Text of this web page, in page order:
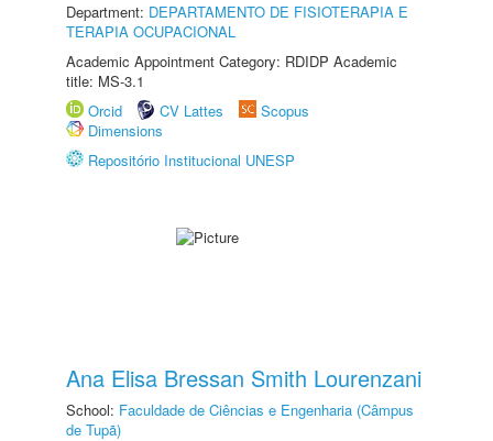
Department: DEPARTAMENTO DE FISIOTERAPIA E
TERAPIA OCUPACIONAL
Academic Appointment Category: RDIDP Academic
title: MS-3.1
Orcid
CV Lattes
Scopus
Dimensions
Repositório Institucional UNESP
Ana Elisa Bressan Smith Lourenzani
School: Faculdade de Ciências e Engenharia (Câmpus
de Tupã)